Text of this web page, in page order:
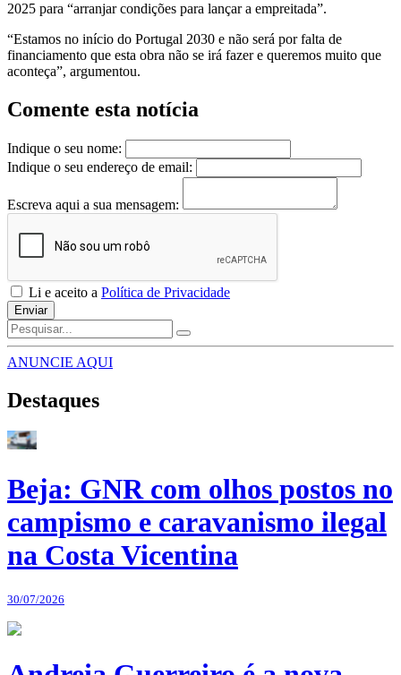
2025 para “arranjar condições para lançar a empreitada”.
“Estamos no início do Portugal 2030 e não será por falta de
financiamento que esta obra não se irá fazer e queremos muito que
aconteça”, argumentou.
Comente esta notícia
Indique o seu nome:
Indique o seu endereço de email:
Escreva aqui a sua mensagem:
Li e aceito a Política de Privacidade
Enviar
ANUNCIE AQUI
Destaques
Beja: GNR com olhos postos no
campismo e caravanismo ilegal
na Costa Vicentina
30/07/2026